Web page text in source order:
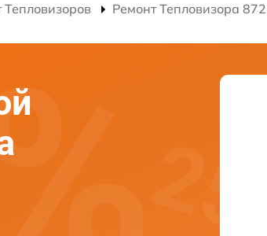
Тепловизоров Ремонт Тепловизора 872